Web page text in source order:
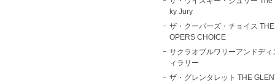
ky Jury
ザ・クーパーズ・チョイス
OPERS CHOICE
サクラオブルワリーアンドディ
ィラリー
ザ・グレンタレット THE